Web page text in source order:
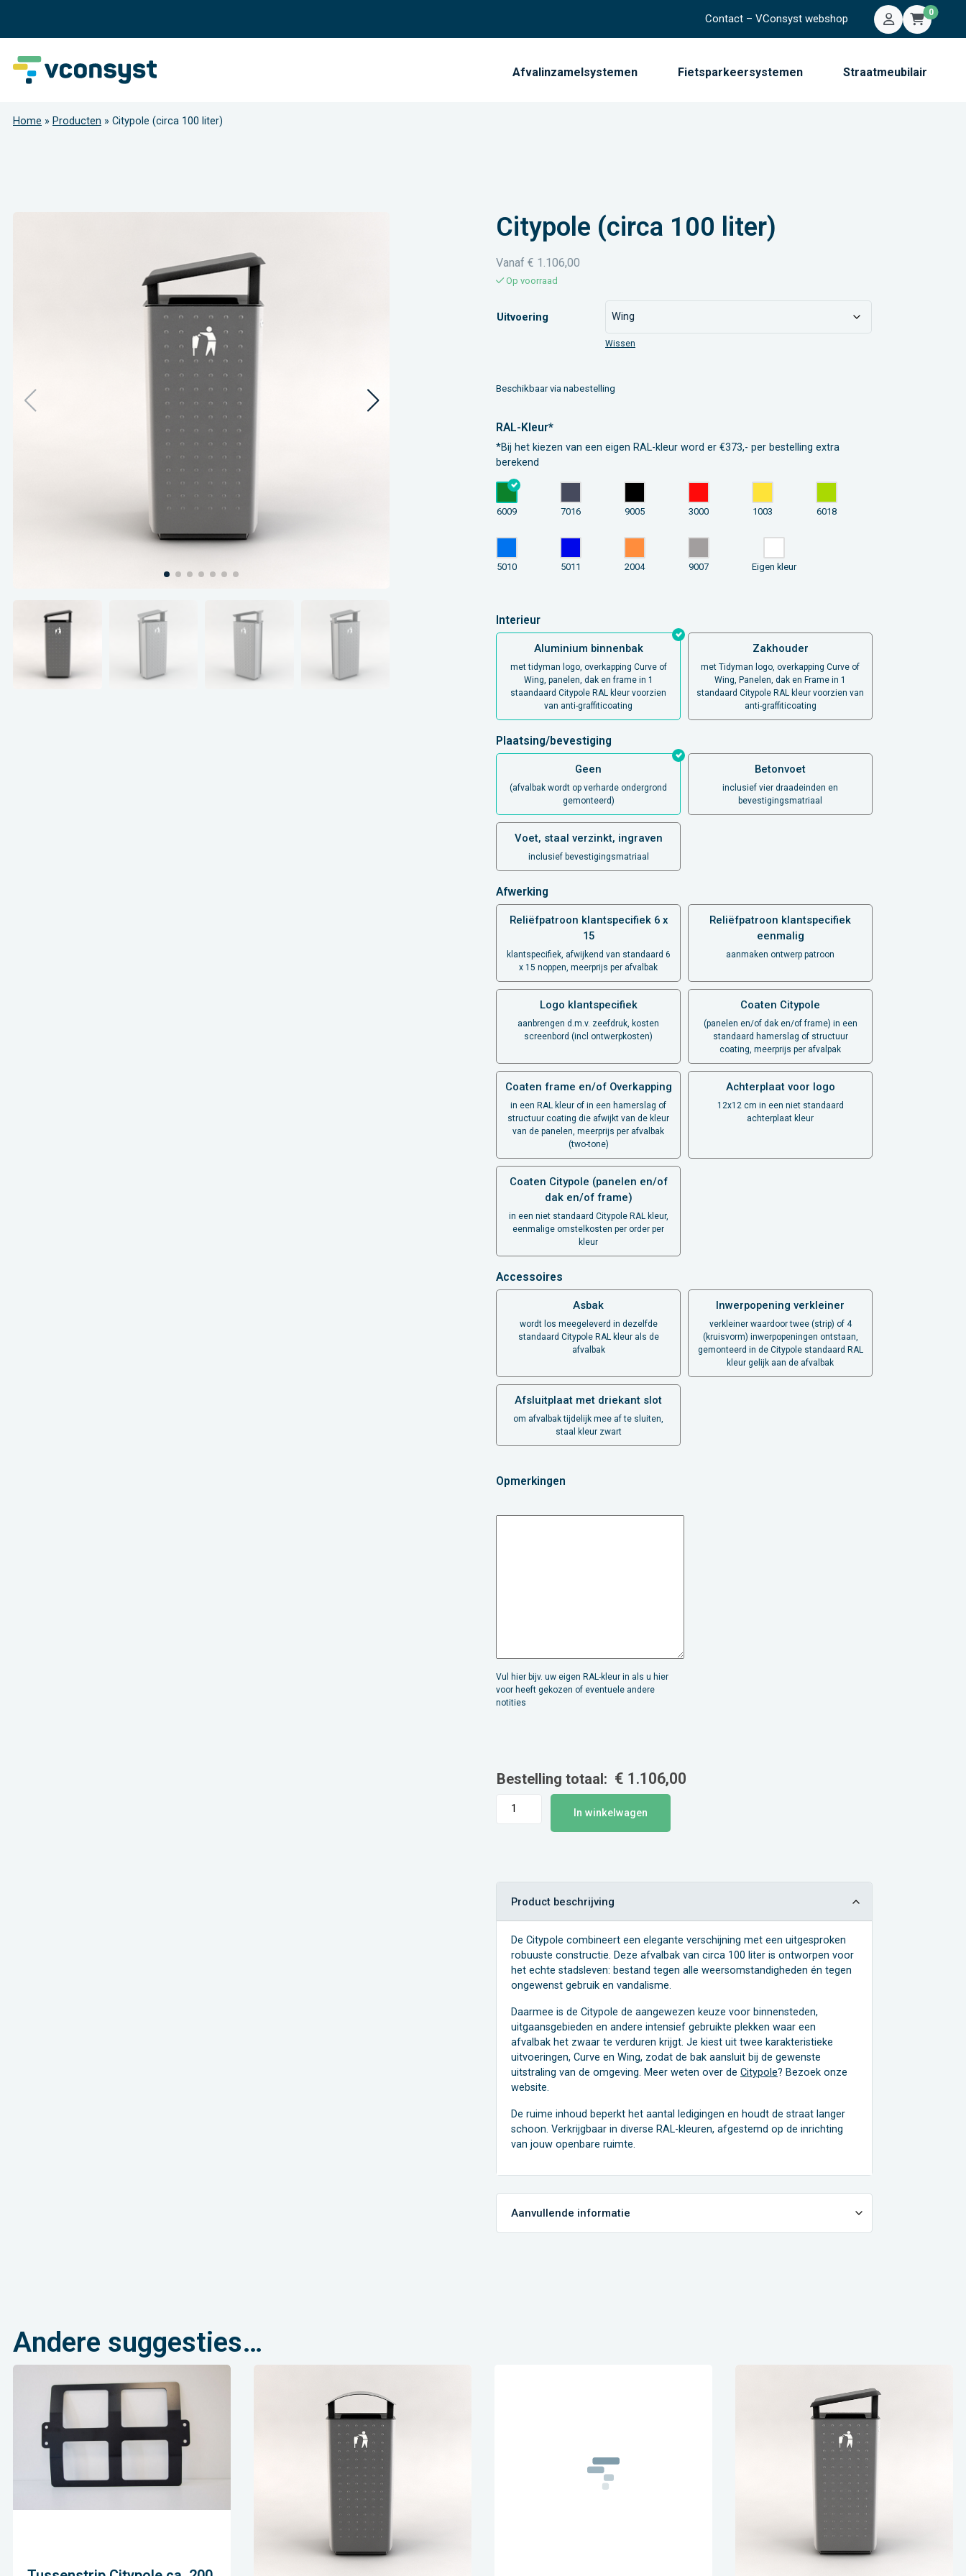
Contact – VConsyst webshop
Mijn account
0
Afvalinzamelsystemen Fietsparkeersystemen Straatmeubilair
Home » Producten » Citypole (circa 100 liter)
Citypole (circa 100 liter)
Vanaf € 1.106,00
Op voorraad
Uitvoering
Wissen
Beschikbaar via nabestelling
RAL-Kleur*
*Bij het kiezen van een eigen RAL-kleur word er €373,- per bestelling extra
berekend
6009 7016 9005 3000 1003 6018
5010 5011 2004 9007 Eigen kleur
Interieur
Aluminium binnenbak
met tidyman logo, overkapping Curve of
Wing, panelen, dak en frame in 1
staandaard Citypole RAL kleur voorzien
van anti-graffiticoating
Zakhouder
met Tidyman logo, overkapping Curve of
Wing, Panelen, dak en Frame in 1
standaard Citypole RAL kleur voorzien van
anti-graffiticoating
Plaatsing/bevestiging
Geen
(afvalbak wordt op verharde ondergrond
gemonteerd)
Betonvoet
inclusief vier draadeinden en
bevestigingsmatriaal
Voet, staal verzinkt, ingraven
inclusief bevestigingsmatriaal
Afwerking
Reliëfpatroon klantspecifiek 6 x
15
klantspecifiek, afwijkend van standaard 6
x 15 noppen, meerprijs per afvalbak
Reliëfpatroon klantspecifiek
eenmalig
aanmaken ontwerp patroon
Logo klantspecifiek
aanbrengen d.m.v. zeefdruk, kosten
screenbord (incl ontwerpkosten)
Coaten Citypole
(panelen en/of dak en/of frame) in een
standaard hamerslag of structuur
coating, meerprijs per afvalpak
Coaten frame en/of Overkapping
in een RAL kleur of in een hamerslag of
structuur coating die afwijkt van de kleur
van de panelen, meerprijs per afvalbak
(two-tone)
Achterplaat voor logo
12x12 cm in een niet standaard
achterplaat kleur
Coaten Citypole (panelen en/of
dak en/of frame)
in een niet standaard Citypole RAL kleur,
eenmalige omstelkosten per order per
kleur
Accessoires
Asbak
wordt los meegeleverd in dezelfde
standaard Citypole RAL kleur als de
afvalbak
Inwerpopening verkleiner
verkleiner waardoor twee (strip) of 4
(kruisvorm) inwerpopeningen ontstaan,
gemonteerd in de Citypole standaard RAL
kleur gelijk aan de afvalbak
Afsluitplaat met driekant slot
om afvalbak tijdelijk mee af te sluiten,
staal kleur zwart
Opmerkingen
Vul hier bijv. uw eigen RAL-kleur in als u hier
voor heeft gekozen of eventuele andere
notities
Bestelling totaal: € 1.106,00
(circa
In winkelwagen
Product beschrijving
De Citypole combineert een elegante verschijning met een uitgesproken
robuuste constructie. Deze afvalbak van circa 100 liter is ontworpen voor
het echte stadsleven: bestand tegen alle weersomstandigheden én tegen
ongewenst gebruik en vandalisme.
Daarmee is de Citypole de aangewezen keuze voor binnensteden,
uitgaansgebieden en andere intensief gebruikte plekken waar een
afvalbak het zwaar te verduren krijgt. Je kiest uit twee karakteristieke
uitvoeringen, Curve en Wing, zodat de bak aansluit bij de gewenste
uitstraling van de omgeving. Meer weten over de Citypole? Bezoek onze
website.
De ruime inhoud beperkt het aantal ledigingen en houdt de straat langer
schoon. Verkrijgbaar in diverse RAL-kleuren, afgestemd op de inrichting
van jouw openbare ruimte.
Aanvullende informatie
Andere suggesties…